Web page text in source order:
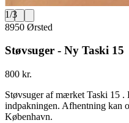
1/3
8950 Ørsted
Støvsuger - Ny Taski 15
800 kr.
Støvsuger af mærket Taski 15
indpakningen. Afhentning kan
København.